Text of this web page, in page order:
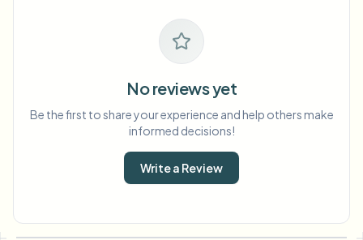
No reviews yet
Be the first to share your experience and help others make
informed decisions!
Write a Review